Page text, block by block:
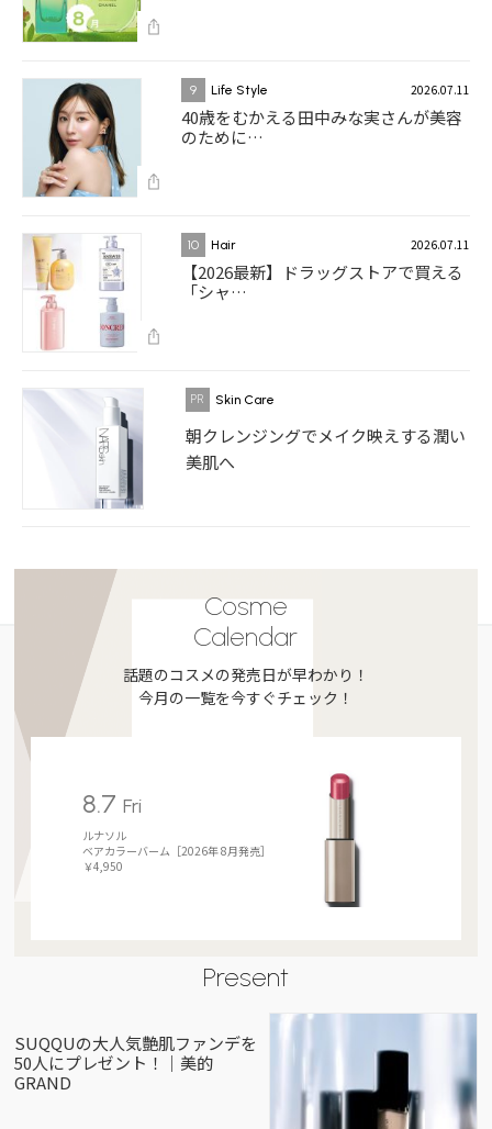
9 Life Style 2026.07.11
40歳をむかえる田中みな実さんが美容
のために…
10 Hair 2026.07.11
【2026最新】ドラッグストアで買える
「シャ…
Skin Care
朝クレンジングでメイク映えする潤い
美肌へ
Cosme
Calendar
話題のコスメの発売日が早わかり！
今月の一覧を今すぐチェック！
8.7Fri
ルナソル
ベアカラーバーム［2026年 8月発売］
￥4,950
Present
SUQQUの大人気艶肌ファンデを
50人にプレゼント！｜美的
GRAND